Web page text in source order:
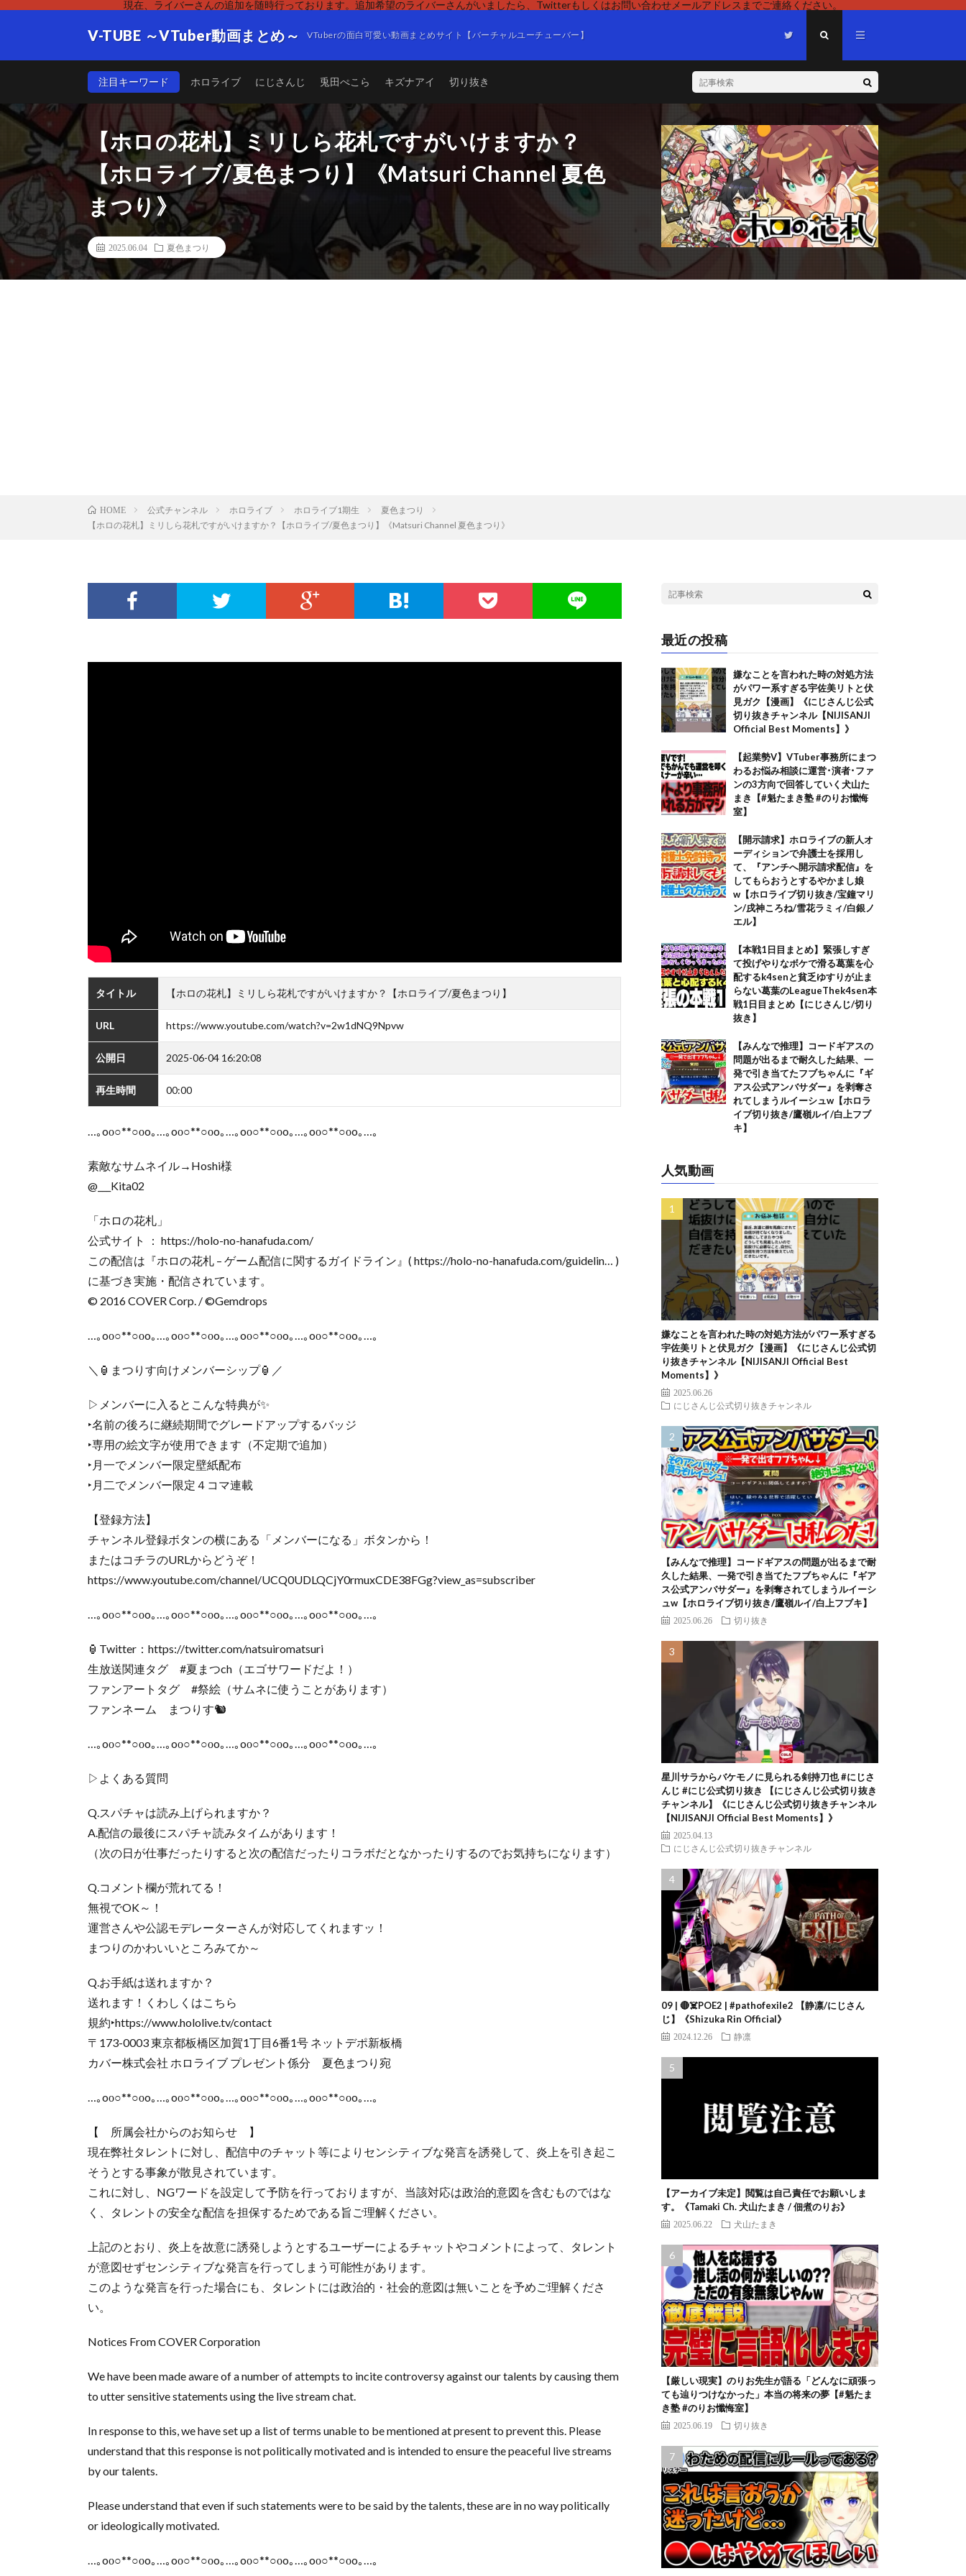
現在、ライバーさんの追加を随時行っております。追加希望のライバーさんがいましたら、Twitterもしくはお問い合わせメールアドレスまでご連絡ください。
V-TUBE ～VTuber動画まとめ～ VTuberの面白可愛い動画まとめサイト【バーチャルユーチューバー】
注目キーワード ホロライブ にじさんじ 兎田ぺこら キズナアイ 切り抜き
【ホロの花札】ミリしら花札ですがいけますか？
【ホロライブ/夏色まつり】《Matsuri Channel 夏色
まつり》
2025.06.04 夏色まつり
HOME 公式チャンネル ホロライブ ホロライブ1期生
夏色まつり
【ホロの花札】ミリしら花札ですがいけますか？【ホロライブ/夏色まつり】《Matsuri Channel 夏色まつり》
タイトル 【ホロの花札】ミリしら花札ですがいけますか？【ホロライブ/夏色まつり】
URL https://www.youtube.com/watch?v=2w1dNQ9Npvw
公開日 2025-06-04 16:20:08
再生時間 00:00
…｡oо○**○оo｡…｡oо○**○оo｡…｡oо○**○оo｡…｡oо○**○оo｡…｡
素敵なサムネイル→Hoshi様
@___Kita02
「ホロの花札」
公式サイト ： https://holo-no-hanafuda.com/
この配信は『ホロの花札 – ゲーム配信に関するガイドライン』( https://holo-no-hanafuda.com/guidelin… )
に基づき実施・配信されています。
© 2016 COVER Corp. / ©Gemdrops
…｡oо○**○оo｡…｡oо○**○оo｡…｡oо○**○оo｡…｡oо○**○оo｡…｡
＼🏮まつりす向けメンバーシップ🏮／
▷メンバーに入るとこんな特典が✨
‣名前の後ろに継続期間でグレードアップするバッジ
‣専用の絵文字が使用できます（不定期で追加）
‣月一でメンバー限定壁紙配布
‣月二でメンバー限定４コマ連載
【登録方法】
チャンネル登録ボタンの横にある「メンバーになる」ボタンから！
またはコチラのURLからどうぞ！
https://www.youtube.com/channel/UCQ0UDLQCjY0rmuxCDE38FGg?view_as=subscriber
…｡oо○**○оo｡…｡oо○**○оo｡…｡oо○**○оo｡…｡oо○**○оo｡…｡
🏮Twitter：https://twitter.com/natsuiromatsuri
生放送関連タグ #夏まつch（エゴサワードだよ！）
ファンアートタグ #祭絵（サムネに使うことがあります）
ファンネーム まつりす🐿
…｡oо○**○оo｡…｡oо○**○оo｡…｡oо○**○оo｡…｡oо○**○оo｡…｡
▷よくある質問
Q.スパチャは読み上げられますか？
A.配信の最後にスパチャ読みタイムがあります！
（次の日が仕事だったりすると次の配信だったりコラボだとなかったりするのでお気持ちになります）
Q.コメント欄が荒れてる！
無視でOK～！
運営さんや公認モデレーターさんが対応してくれますッ！
まつりのかわいいところみてか～
Q.お手紙は送れますか？
送れます！くわしくはこちら
規約‣https://www.hololive.tv/contact
〒173-0003 東京都板橋区加賀1丁目6番1号 ネットデポ新板橋
カバー株式会社 ホロライブ プレゼント係分 夏色まつり宛
…｡oо○**○оo｡…｡oо○**○оo｡…｡oо○**○оo｡…｡oо○**○оo｡…｡
【 所属会社からのお知らせ 】
現在弊社タレントに対し、配信中のチャット等によりセンシティブな発言を誘発して、炎上を引き起こ
そうとする事象が散見されています。
これに対し、NGワードを設定して予防を行っておりますが、当該対応は政治的意図を含むものではな
く、タレントの安全な配信を担保するためである旨ご理解ください。
上記のとおり、炎上を故意に誘発しようとするユーザーによるチャットやコメントによって、タレント
が意図せずセンシティブな発言を行ってしまう可能性があります。
このような発言を行った場合にも、タレントには政治的・社会的意図は無いことを予めご理解くださ
い。
Notices From COVER Corporation
We have been made aware of a number of attempts to incite controversy against our talents by causing them
to utter sensitive statements using the live stream chat.
In response to this, we have set up a list of terms unable to be mentioned at present to prevent this. Please
understand that this response is not politically motivated and is intended to ensure the peaceful live streams
by our talents.
Please understand that even if such statements were to be said by the talents, these are in no way politically
or ideologically motivated.
…｡oо○**○оo｡…｡oо○**○оo｡…｡oо○**○оo｡…｡oо○**○оo｡…｡
最近の投稿
嫌なことを言われた時の対処方法
がパワー系すぎる宇佐美リトと伏
見ガク【漫画】《にじさんじ公式
切り抜きチャンネル【NIJISANJI
Official Best Moments】》
【起業勢V】VTuber事務所にまつ
わるお悩み相談に運営･演者･ファ
ンの3方向で回答していく犬山た
まき【#魁たまき塾 #のりお懺悔
室】
【開示請求】ホロライブの新人オ
ーディションで弁護士を採用し
て、『アンチへ開示請求配信』を
してもらおうとするやかまし娘
w【ホロライブ切り抜き/宝鐘マリ
ン/戌神ころね/雪花ラミィ/白銀ノ
エル】
【本戦1日目まとめ】緊張しすぎ
て投げやりなボケで滑る葛葉を心
配するk4senと貧乏ゆすりが止ま
らない葛葉のLeagueThek4sen本
戦1日目まとめ【にじさんじ/切り
抜き】
【みんなで推理】コードギアスの
問題が出るまで耐久した結果、一
発で引き当てたフブちゃんに『ギ
アス公式アンバサダー』を剥奪さ
れてしまうルイーシュw【ホロラ
イブ切り抜き/鷹嶺ルイ/白上フブ
キ】
人気動画
嫌なことを言われた時の対処方法がパワー系すぎる
宇佐美リトと伏見ガク【漫画】《にじさんじ公式切
り抜きチャンネル【NIJISANJI Official Best
Moments】》
2025.06.26
にじさんじ公式切り抜きチャンネル
【みんなで推理】コードギアスの問題が出るまで耐
久した結果、一発で引き当てたフブちゃんに『ギア
ス公式アンバサダー』を剥奪されてしまうルイーシ
ュw【ホロライブ切り抜き/鷹嶺ルイ/白上フブキ】
2025.06.26 切り抜き
星川サラからバケモノに見られる剣持刀也 #にじさ
んじ #にじ公式切り抜き 【にじさんじ公式切り抜き
チャンネル】《にじさんじ公式切り抜きチャンネル
【NIJISANJI Official Best Moments】》
2025.04.13
にじさんじ公式切り抜きチャンネル
09 | 🔴☠️POE2 | #pathofexile2 【静凛/にじさん
じ】《Shizuka Rin Official》
2024.12.26 静凛
【アーカイブ未定】閲覧は自己責任でお願いしま
す。《Tamaki Ch. 犬山たまき / 佃煮のりお》
2025.06.22 犬山たまき
【厳しい現実】のりお先生が語る「どんなに頑張っ
ても辿りつけなかった」本当の将来の夢【#魁たま
き塾 #のりお懺悔室】
2025.06.19 切り抜き